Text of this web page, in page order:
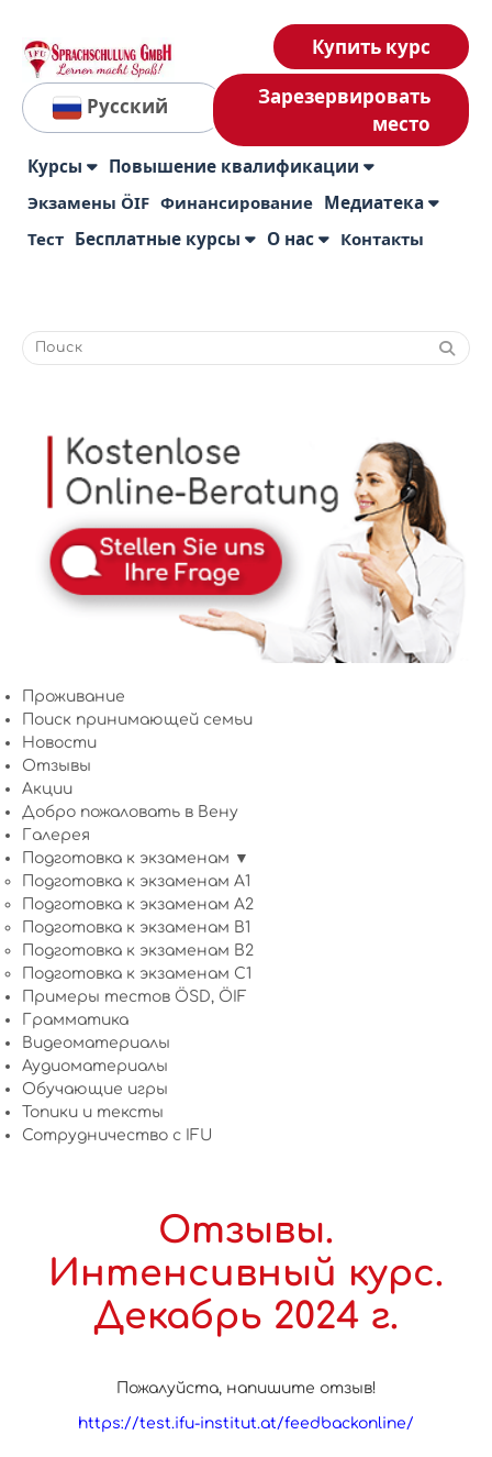
Русский
Купить курс
Зарезервировать
место
Курсы Повышение квалификации
Экзамены ÖIF Финансирование Медиатека
Тест Бесплатные курсы О нас Контакты
Проживание
Поиск принимающей семьи
Новости
Отзывы
Акции
Добро пожаловать в Вену
Галерея
Подготовка к экзаменам ▼
Подготовка к экзаменам A1
Подготовка к экзаменам A2
Подготовка к экзаменам B1
Подготовка к экзаменам B2
Подготовка к экзаменам C1
Примеры тестов ÖSD, ÖIF
Грамматика
Видеоматериалы
Аудиоматериалы
Обучающие игры
Топики и тексты
Сотрудничество c IFU
Отзывы.
Интенсивный курс.
Декабрь 2024 г.
Пожалуйста, напишите отзыв!
https://test.ifu-institut.at/feedbackonline/